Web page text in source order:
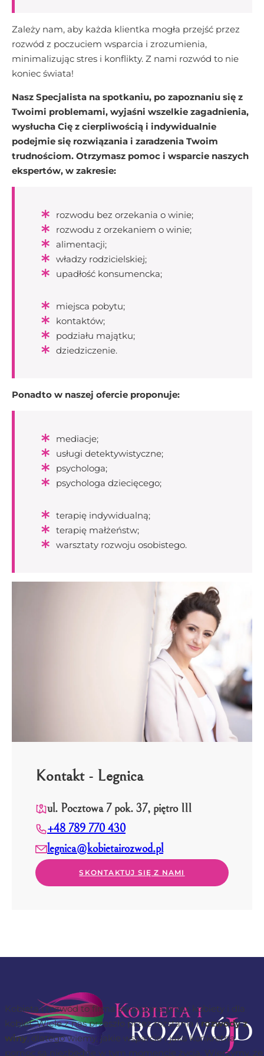
Zależy nam, aby każda klientka mogła przejść przez
rozwód z poczuciem wsparcia i zrozumienia,
minimalizując stres i konflikty. Z nami rozwód to nie
koniec świata!
Nasz Specjalista na spotkaniu, po zapoznaniu się z
Twoimi problemami, wyjaśni wszelkie zagadnienia,
wysłucha Cię z cierpliwością i indywidualnie
podejmie się rozwiązania i zaradzenia Twoim
trudnościom. Otrzymasz pomoc i wsparcie naszych
ekspertów, w zakresie:
rozwodu bez orzekania o winie;
rozwodu z orzekaniem o winie;
alimentacji;
władzy rodzicielskiej;
upadłość konsumencka;
miejsca pobytu;
kontaktów;
podziału majątku;
dziedziczenie.
Ponadto w naszej ofercie proponuje:
mediacje;
usługi detektywistyczne;
psychologa;
psychologa dziecięcego;
terapię indywidualną;
terapię małżeństw;
warsztaty rozwoju osobistego.
Kontakt - Legnica
ul. Pocztowa 7 pok. 37, piętro III
+48 789 770 430
legnica@kobietairozwod.pl
SKONTAKTUJ SIĘ Z NAMI
Kobieta i rozwód to firma stworzona przez kobiety i dla
kobiet. Wiele z nas przeszło przez rozstania i rozwody z
winy, dlatego wiemy, jakie wsparcie i jaka konkretna
pomoc są niezbędne w tym momencie życia. Wierzymy, że